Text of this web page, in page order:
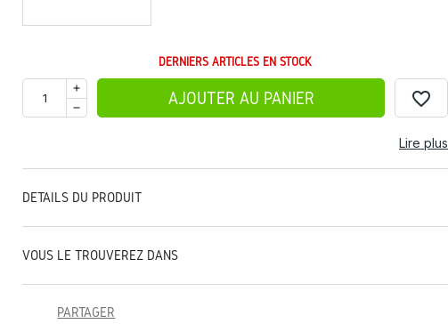
DERNIERS ARTICLES EN STOCK
AJOUTER AU PANIER favorite_border
Lire plus
DÉTAILS DU PRODUIT
VOUS LE TROUVEREZ DANS
PARTAGER